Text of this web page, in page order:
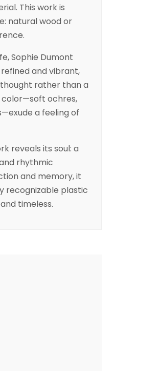
This work is
natural wood or
Sophie Dumont
and vibrant,
rather than a
color—soft ochres,
a feeling of
reveals its soul: a
rhythmic
and memory, it
recognizable plastic
timeless.